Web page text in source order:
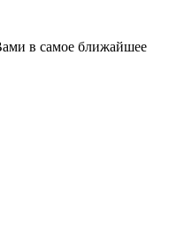
в самое ближайшее